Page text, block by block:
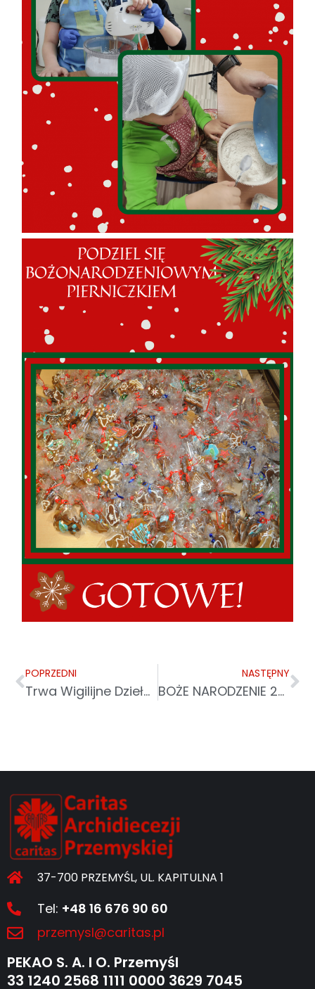
POPRZEDNI
Trwa Wigilijne Dzieło Pomocy Dzieciom
NASTĘPNY
BOŻE NARODZENIE 2021 – ŻYCZENIA
37-700 PRZEMYŚL, UL. KAPITULNA 1
Tel: +48 16 676 90 60
przemysl@caritas.pl
PEKAO S. A. I O. Przemyśl
33 1240 2568 1111 0000 3629 7045